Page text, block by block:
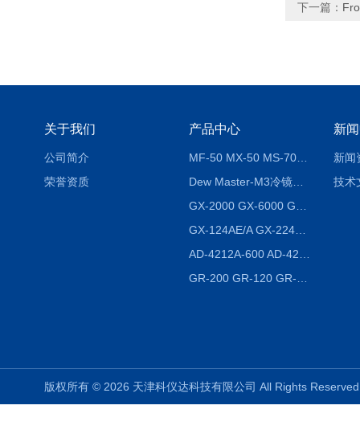
下一篇：
关于我们
公司简介
荣誉资质
产品中心
MF-50 MX-50 MS-70卤素水分测定仪 红外线水分仪
Dew Master-M3冷镜式露点仪
GX-124AE/A GX-224AE/A分析天平
新
新闻
技术
版权所有 © 2026 天津科仪达科技有限公司 All Rights